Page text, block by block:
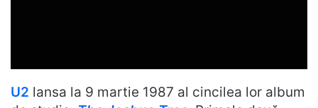
U2 lansa la 9 martie 1987 al cincilea lor album